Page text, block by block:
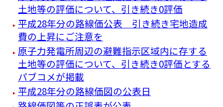
土地等の評価について、引き続き0評価
平成28年分の路線価公表 引き続き宅地造成
費の上昇にご注意を
原子力発電所周辺の避難指示区域内に存する
土地等の評価について、引き続き0評価とする
パブコメが掲載
平成28年分の路線価図の公表日